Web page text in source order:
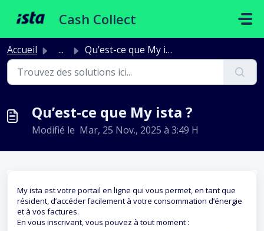
Cash Collect
Accueil ... Qu’est-ce que My ista ?
Qu’est-ce que My ista ?
Modifié le Mar, 25 Nov., 2025 à 3:49 H
My ista est votre portail en ligne qui vous permet, en tant que
résident, d’accéder facilement à votre consommation d’énergie
et à vos factures.
En vous inscrivant, vous pouvez à tout moment :